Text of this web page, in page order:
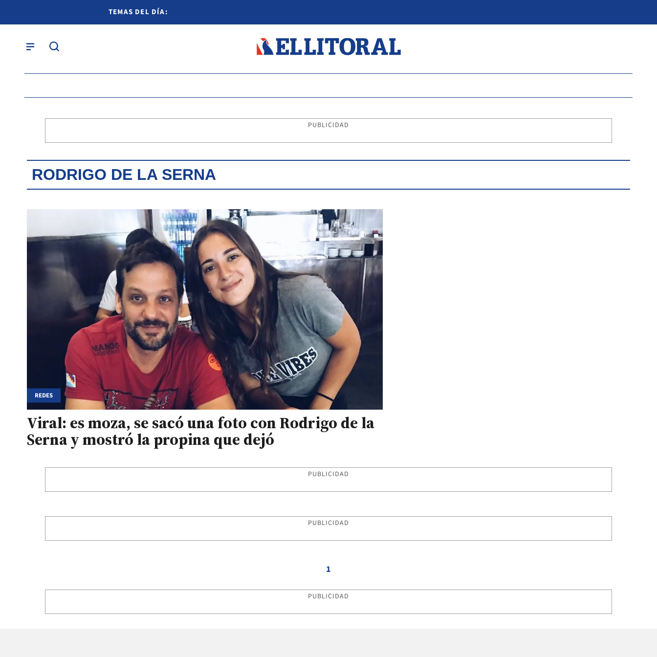
TEMAS DEL DÍA:
PUBLICIDAD
RODRIGO DE LA SERNA
REDES
Viral: es moza, se sacó una foto con Rodrigo de la
Serna y mostró la propina que dejó
PUBLICIDAD
PUBLICIDAD
1
PUBLICIDAD